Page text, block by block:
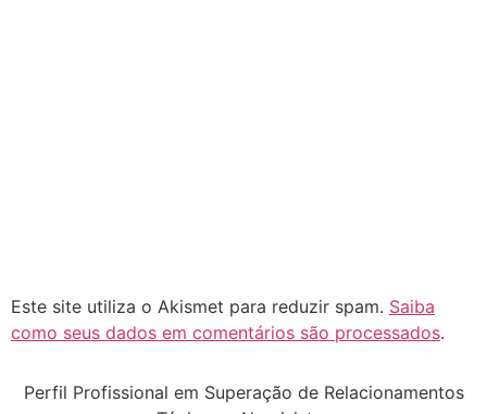
Este site utiliza o Akismet para reduzir spam. Saiba
como seus dados em comentários são processados.
Perfil Profissional em Superação de Relacionamentos